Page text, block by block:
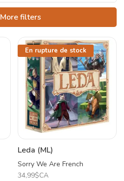
More filters
En rupture de stock
Leda (ML)
Sorry We Are French
34,99$CA